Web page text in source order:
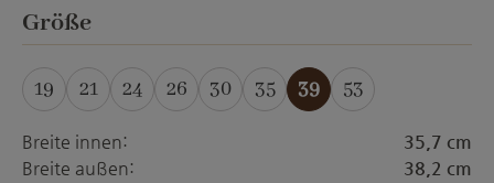
Größeauswählen
19 21 24 26 30 35 39 53
Breite innen:
35,7 cm
Breite außen:
38,2 cm